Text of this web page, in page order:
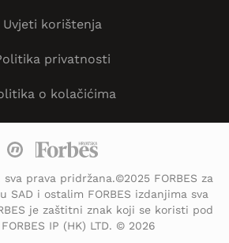
Uvjeti korištenja
privatnosti
o kolačićima
sva prava pridržana.©2025 FORBES za
SAD i ostalim FORBES izdanjima sva
je zaštitni znak koji se koristi pod
IP (HK) LTD. © 2026